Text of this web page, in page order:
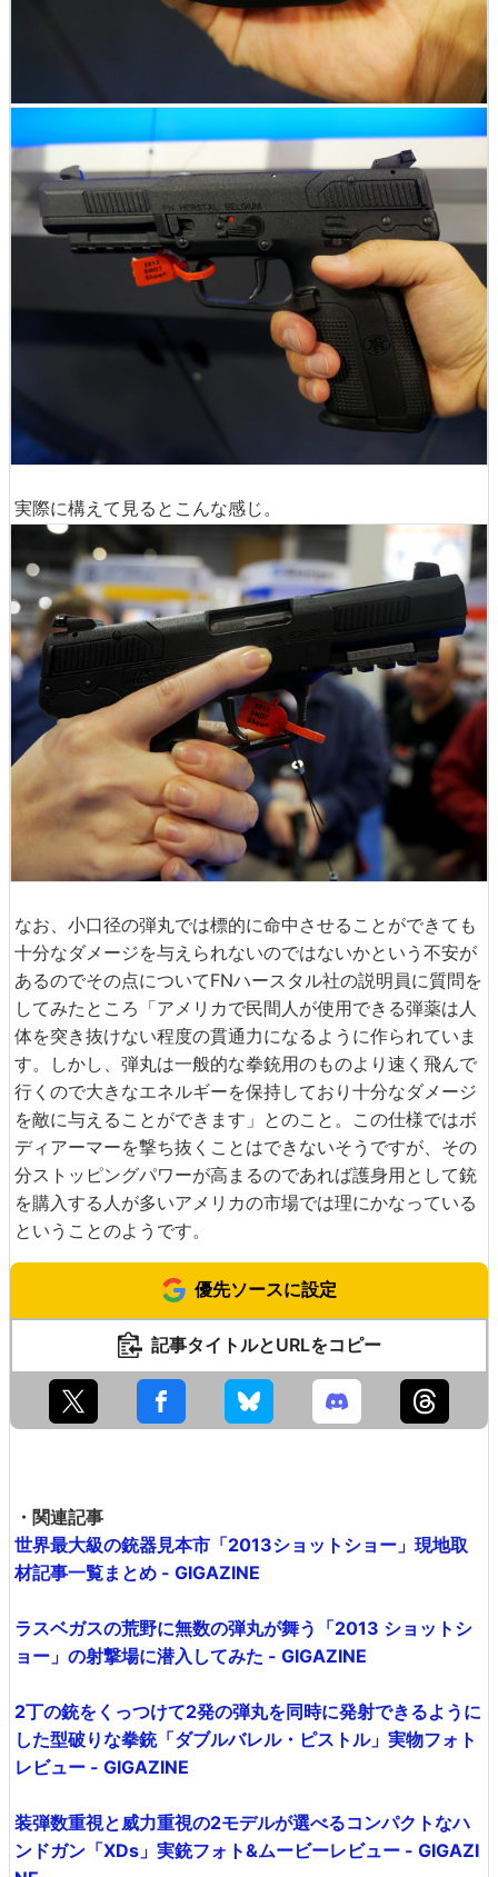
実際に構えて見るとこんな感じ。
なお、小口径の弾丸では標的に命中させることができても
十分なダメージを与えられないのではないかという不安が
あるのでその点についてFNハースタル社の説明員に質問を
してみたところ「アメリカで民間人が使用できる弾薬は人
体を突き抜けない程度の貫通力になるように作られていま
す。しかし、弾丸は一般的な拳銃用のものより速く飛んで
行くので大きなエネルギーを保持しており十分なダメージ
を敵に与えることができます」とのこと。この仕様ではボ
ディアーマーを撃ち抜くことはできないそうですが、その
分ストッピングパワーが高まるのであれば護身用として銃
を購入する人が多いアメリカの市場では理にかなっている
ということのようです。
優先ソースに設定
記事タイトルとURLをコピー
・関連記事
世界最大級の銃器見本市「2013ショットショー」現地取
材記事一覧まとめ - GIGAZINE
ラスベガスの荒野に無数の弾丸が舞う「2013 ショットシ
ョー」の射撃場に潜入してみた - GIGAZINE
2丁の銃をくっつけて2発の弾丸を同時に発射できるように
した型破りな拳銃「ダブルバレル・ピストル」実物フォト
レビュー - GIGAZINE
装弾数重視と威力重視の2モデルが選べるコンパクトなハ
ンドガン「XDs」実銃フォト&ムービーレビュー - GIGAZI